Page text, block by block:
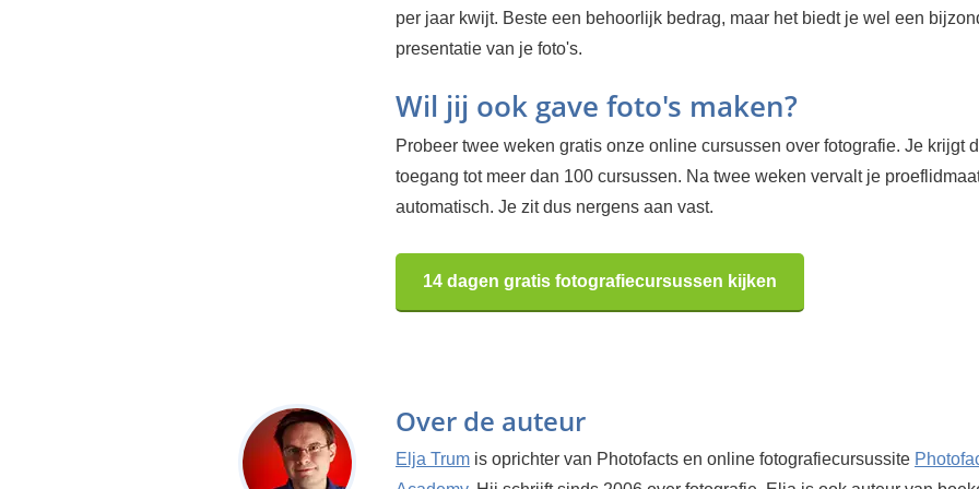
per jaar kwijt. Beste een behoorlijk bedrag, maar het biedt je wel een
presentatie van je foto's.
Wil jij ook gave foto's maken?
Probeer twee weken gratis onze online cursussen over fotografie. Je krijgt
toegang tot meer dan 100 cursussen. Na twee weken vervalt je
automatisch. Je zit dus nergens aan vast.
14 dagen gratis fotografiecursussen kijken
Over de auteur
Elja Trum is oprichter van Photofacts en online fotografiecursussite